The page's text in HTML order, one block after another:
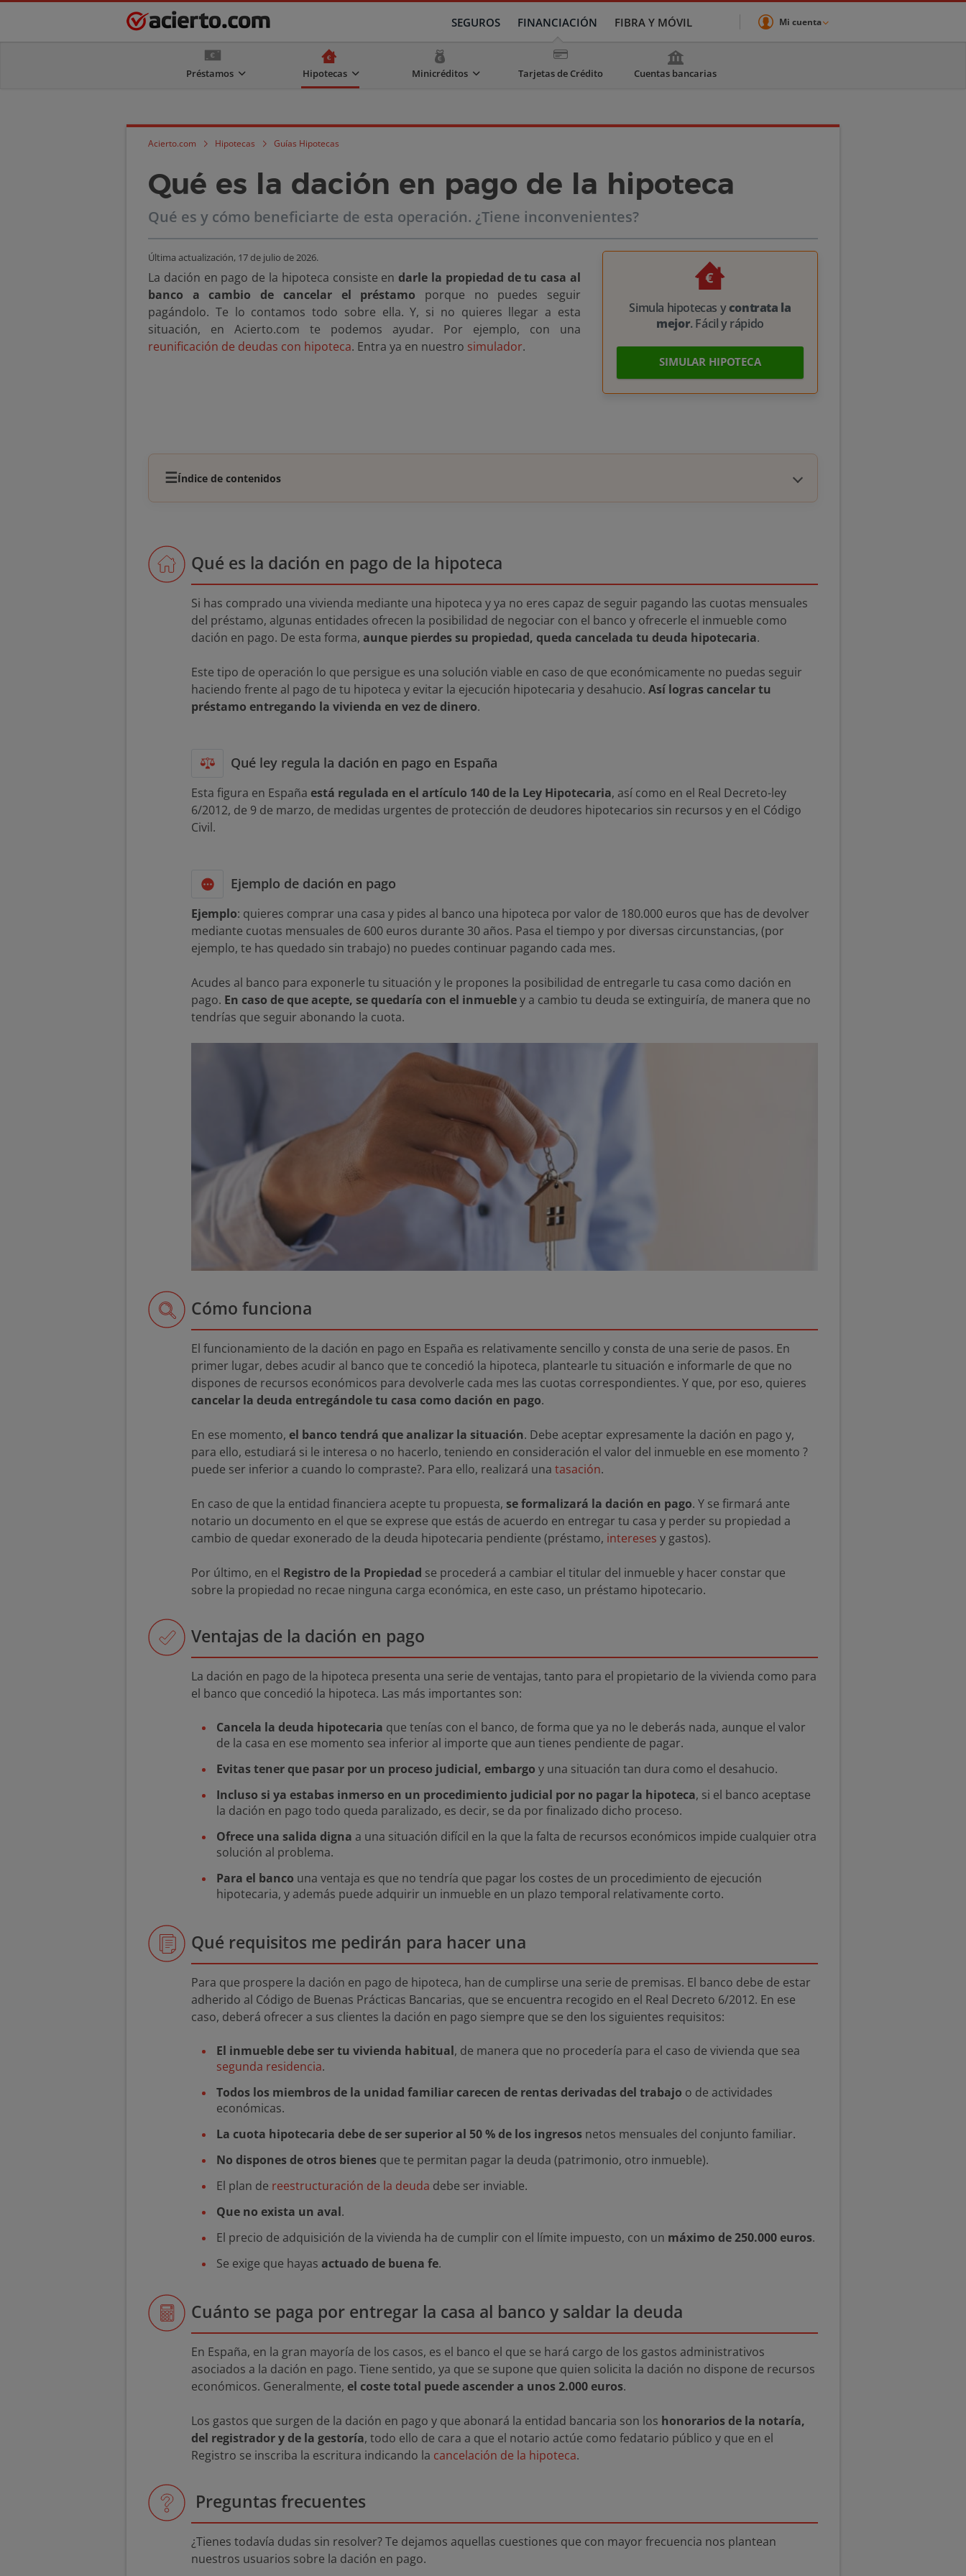
SEGUROS FINANCIACIÓN FIBRA Y MÓVIL Mi cuenta
Préstamos Hipotecas Minicréditos Tarjetas de Crédito Cuentas bancarias
Acierto.com Hipotecas Guías Hipotecas
Qué es la dación en pago de la hipoteca
Qué es y cómo beneficiarte de esta operación. ¿Tiene inconvenientes?
Simula hipotecas ycontrata la
mejor. Fácil y rápido
SIMULAR HIPOTECA
Última actualización, 17 de julio de 2026.
La dación en pago de la hipoteca consiste endarle la propiedad de tu casa al
banco a cambio de cancelar el préstamo porque no puedes seguir
pagándolo. Te lo contamos todo sobre ella. Y, si no quieres llegar a esta
situación, en Acierto.com te podemos ayudar. Por ejemplo, con una
reunificación de deudas con hipoteca. Entra ya en nuestro simulador.
☰Índice de contenidos
Qué es la dación en pago de la hipoteca
Si has comprado una vivienda mediante una hipoteca y ya no eres capaz de seguir pagando las cuotas mensuales
del préstamo, algunas entidades ofrecen la posibilidad de negociar con el banco y ofrecerle el inmueble como
dación en pago. De esta forma, aunque pierdes su propiedad, queda cancelada tu deuda hipotecaria.
Este tipo de operación lo que persigue es una solución viable en caso de que económicamente no puedas seguir
haciendo frente al pago de tu hipoteca y evitar la ejecución hipotecaria y desahucio. Así logras cancelar tu
préstamo entregando la vivienda en vez de dinero.
Qué ley regula la dación en pago en España
Esta figura en España está regulada en el artículo 140 de la Ley Hipotecaria, así como en el Real Decreto-ley
6/2012, de 9 de marzo, de medidas urgentes de protección de deudores hipotecarios sin recursos y en el Código
Civil.
Ejemplo de dación en pago
Ejemplo: quieres comprar una casa y pides al banco una hipoteca por valor de 180.000 euros que has de devolver
mediante cuotas mensuales de 600 euros durante 30 años. Pasa el tiempo y por diversas circunstancias, (por
ejemplo, te has quedado sin trabajo) no puedes continuar pagando cada mes.
Acudes al banco para exponerle tu situación y le propones la posibilidad de entregarle tu casa como dación en
pago. En caso de que acepte, se quedaría con el inmuebley a cambio tu deuda se extinguiría, de manera que no
tendrías que seguir abonando la cuota.
Cómo funciona
El funcionamiento de la dación en pago en España es relativamente sencillo y consta de una serie de pasos. En
primer lugar, debes acudir al banco que te concedió la hipoteca, plantearle tu situación e informarle de que no
dispones de recursos económicos para devolverle cada mes las cuotas correspondientes. Y que, por eso, quieres
cancelar la deuda entregándole tu casa como dación en pago.
En ese momento, el banco tendrá que analizar la situación. Debe aceptar expresamente la dación en pago y,
para ello, estudiará si le interesa o no hacerlo, teniendo en consideración el valor del inmueble en ese momento ?
puede ser inferior a cuando lo compraste?. Para ello, realizará una tasación.
En caso de que la entidad financiera acepte tu propuesta, se formalizará la dación en pago. Y se firmará ante
notario un documento en el que se exprese que estás de acuerdo en entregar tu casa y perder su propiedad a
cambio de quedar exonerado de la deuda hipotecaria pendiente (préstamo, intereses y gastos).
Por último, en el Registro de la Propiedad se procederá a cambiar el titular del inmueble y hacer constar que
sobre la propiedad no recae ninguna carga económica, en este caso, un préstamo hipotecario.
Ventajas de la dación en pago
La dación en pago de la hipoteca presenta una serie de ventajas, tanto para el propietario de la vivienda como para
el banco que concedió la hipoteca. Las más importantes son:
Cancela la deuda hipotecaria que tenías con el banco, de forma que ya no le deberás nada, aunque el valor
de la casa en ese momento sea inferior al importe que aun tienes pendiente de pagar.
Evitas tener que pasar por un proceso judicial, embargo y una situación tan dura como el desahucio.
Incluso si ya estabas inmerso en un procedimiento judicial por no pagar la hipoteca, si el banco aceptase
la dación en pago todo queda paralizado, es decir, se da por finalizado dicho proceso.
Ofrece una salida digna a una situación difícil en la que la falta de recursos económicos impide cualquier otra
solución al problema.
Para el banco una ventaja es que no tendría que pagar los costes de un procedimiento de ejecución
hipotecaria, y además puede adquirir un inmueble en un plazo temporal relativamente corto.
Qué requisitos me pedirán para hacer una
Para que prospere la dación en pago de hipoteca, han de cumplirse una serie de premisas. El banco debe de estar
adherido al Código de Buenas Prácticas Bancarias, que se encuentra recogido en el Real Decreto 6/2012. En ese
caso, deberá ofrecer a sus clientes la dación en pago siempre que se den los siguientes requisitos:
El inmueble debe ser tu vivienda habitual, de manera que no procedería para el caso de vivienda que sea
segunda residencia.
Todos los miembros de la unidad familiar carecen de rentas derivadas del trabajo o de actividades
económicas.
La cuota hipotecaria debe de ser superior al 50 % de los ingresos netos mensuales del conjunto familiar.
No dispones de otros bienes que te permitan pagar la deuda (patrimonio, otro inmueble).
El plan de reestructuración de la deuda debe ser inviable.
Que no exista un aval.
El precio de adquisición de la vivienda ha de cumplir con el límite impuesto, con un máximo de 250.000 euros.
Se exige que hayas actuado de buena fe.
Cuánto se paga por entregar la casa al banco y saldar la deuda
En España, en la gran mayoría de los casos, es el banco el que se hará cargo de los gastos administrativos
asociados a la dación en pago. Tiene sentido, ya que se supone que quien solicita la dación no dispone de recursos
económicos. Generalmente, el coste total puede ascender a unos 2.000 euros.
Los gastos que surgen de la dación en pago y que abonará la entidad bancaria son los honorarios de la notaría,
del registrador y de la gestoría, todo ello de cara a que el notario actúe como fedatario público y que en el
Registro se inscriba la escritura indicando la cancelación de la hipoteca.
Preguntas frecuentes
¿Tienes todavía dudas sin resolver? Te dejamos aquellas cuestiones que con mayor frecuencia nos plantean
nuestros usuarios sobre la dación en pago.